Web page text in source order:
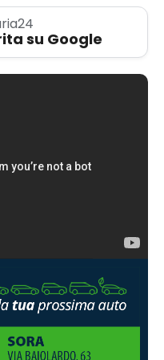
su Google